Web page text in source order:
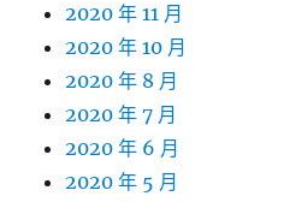
2020 年 11 月
2020 年 10 月
2020 年 8 月
2020 年 7 月
2020 年 6 月
2020 年 5 月